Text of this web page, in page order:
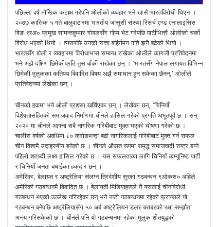
पछिल्ला वर्ष मौखिक कटाक्ष गरेपनि ओलीको व्यवहार भने खासै भारतविरोधी थिएन ।
२०७७ कात्तिक ५ गते बालुवाटारमा भारतीय जासुसी संस्था रिसर्च एण्ड एनालाइसिस
विङ ९रअ० प्रमुख सामन्तकुमार गोयलसँग गोप्य भेट गरेपछि पार्टीभित्रै ओलीको चर्को
विरोध भएको थियो । त्यसपछि उनको सत्ता बहिर्गमन गति झनै बढेको थियो ।
भारतसँग बोली र व्यवहारमा विरोधाभास सम्बन्ध राखेका ओलीले कागजी प्रतिवेदनमा
भने अझै दक्षिण छिमेकीप्रति तुस बाँकी राखेका छन् । ‘भारतसँग नेपाल लगायत विभिन्न
छिमेकी मुलुकका कतिपय विवादित विषय अझै समाधान हुन सकेका छैनन्,’ ओलीले
प्रतिवेदनमा लेखेका छन् ।
चीनको हकमा भने ओली प्रशंसा खर्चिएका छन् । लेखेका छन्, ‘चिनियाँ
विशेषतासहितको समाजवाद निर्माणमा चीनले हासिल गरेको प्रगति अभूतपूर्व छ । सन्
२०२० मा चीनले आफ्ना सबै नागरिक गरिबीबाट मुक्त भएको घोषणा गरेको छ ।
चालीस वर्षको अवधिमा ८० करोडभन्दा बढी नागरिकलाई गरिबीबाट मुक्त गर्न सफल
चीन विश्वमै उदाहरणीय बनेको छ । चीनले औसत रूपमा समृद्ध समाजवादी राष्ट्र बन्ने
पहिलो शताब्दी लक्ष्य हासिल गरेको छ । यस सफलताका लागि चिनियाँ कम्युनिष्ट पार्टी
र चिनियाँ जनता बधाईका हकदार छन् ।’
अमेरिका, बेलायत र अष्ट्रेलिया संलग्न त्रिदेशीय सुरक्षा गठबन्धन ९ओकस० अहिले
अमेरिकी गठबन्धनमै विवादित छ । बेलायती मिडियाहरूले नै यसलाई चीनविरोधी
गठबन्धन भएको उल्लेख गरिरहेका छन् भने नाटो गठबन्धनमा रहेको फ्रान्सले यो
गठबन्धन बनेपछि अष्ट्रेलियासँग ५० अर्ब अष्ट्रेलियन डलर बराबरको रक्षा सम्झौता
अन्त्य गरिसकेको छ । चीनले पनि यो गठबन्धनमा रहेका मुलुक शीतयुद्धको